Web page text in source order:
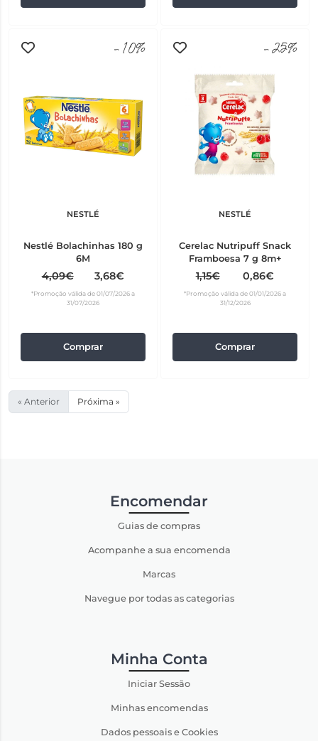
-10%
NESTLÉ
Nestlé Bolachinhas 180 g
6M
4,09€ 3,68€
*Promoção válida de 01/07/2026 a
31/07/2026
Comprar
-25%
NESTLÉ
Cerelac Nutripuff Snack
Framboesa 7 g 8m+
1,15€ 0,86€
*Promoção válida de 01/01/2026 a
31/12/2026
Comprar
« Anterior Próxima »
Encomendar
Guias de compras
Acompanhe a sua encomenda
Marcas
Navegue por todas as categorias
Minha Conta
Iniciar Sessão
Minhas encomendas
Dados pessoais e Cookies